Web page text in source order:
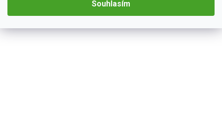
Souhlasím